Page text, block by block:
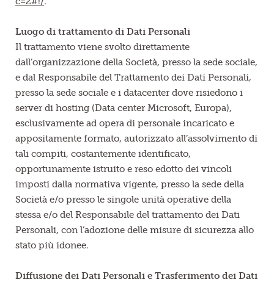
Luogo di trattamento di Dati Personali
Il trattamento viene svolto direttamente
dall’organizzazione della Società, presso la sede sociale,
e dal Responsabile del Trattamento dei Dati Personali,
presso la sede sociale e i datacenter dove risiedono i
server di hosting (Data center Microsoft, Europa),
esclusivamente ad opera di personale incaricato e
appositamente formato, autorizzato all’assolvimento di
tali compiti, costantemente identificato,
opportunamente istruito e reso edotto dei vincoli
imposti dalla normativa vigente, presso la sede della
Società e/o presso le singole unità operative della
stessa e/o del Responsabile del trattamento dei Dati
Personali, con l’adozione delle misure di sicurezza allo
stato più idonee.
Diffusione dei Dati Personali e Trasferimento dei Dati